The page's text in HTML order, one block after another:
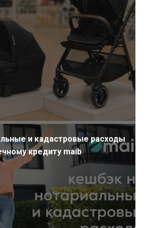
и кадастровые расходы
кредиту maib